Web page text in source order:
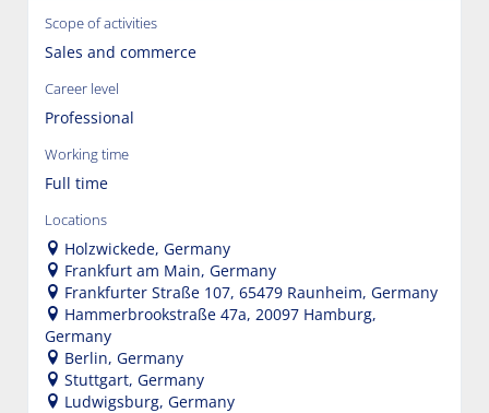
Scope of activities
Sales and commerce
Career level
Professional
Working time
Full time
Locations
Holzwickede, Germany
Frankfurt am Main, Germany
Frankfurter Straße 107, 65479 Raunheim, Germany
Hammerbrookstraße 47a, 20097 Hamburg,
Germany
Berlin, Germany
Stuttgart, Germany
Ludwigsburg, Germany